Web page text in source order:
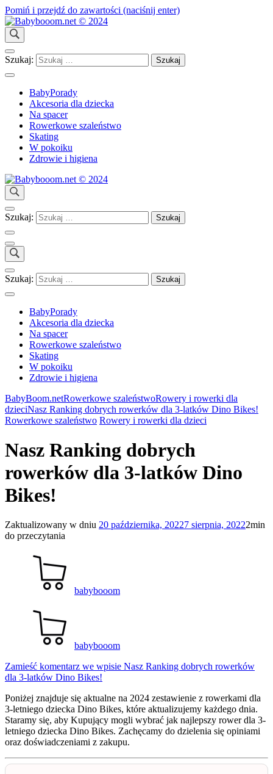
Pomiń i przejdź do zawartości (naciśnij enter)
Babybooom.net © 2024
Wspólnie dbajmy o dobro Dziecka!
Szukaj:
BabyPorady
Akcesoria dla dziecka
Na spacer
Rowerkowe szaleństwo
Skating
W pokoiku
Zdrowie i higiena
Babybooom.net © 2024
Wspólnie dbajmy o dobro Dziecka!
Szukaj:
Szukaj:
BabyPorady
Akcesoria dla dziecka
Na spacer
Rowerkowe szaleństwo
Skating
W pokoiku
Zdrowie i higiena
BabyBoom.netRowerkowe szaleństwoRowery i rowerki dla
dzieciNasz Ranking dobrych rowerków dla 3-latków Dino Bikes!
Rowerkowe szaleństwo Rowery i rowerki dla dzieci
Nasz Ranking dobrych
rowerków dla 3-latków Dino
Bikes!
Zaktualizowany w dniu 20 października, 20227 sierpnia, 20222min
do przeczytania
babybooom
babybooom
Zamieść komentarz we wpisie Nasz Ranking dobrych rowerków
dla 3-latków Dino Bikes!
Poniżej znajduje się aktualne na 2024 zestawienie z rowerkami dla
3-letniego dziecka Dino Bikes, które aktualizujemy każdego dnia.
Staramy się, aby Kupujący mogli wybrać jak najlepszy rower dla 3-
letniego dziecka Dino Bikes. Zachęcamy do dzielenia się opiniami
oraz doświadczeniami z zakupu.